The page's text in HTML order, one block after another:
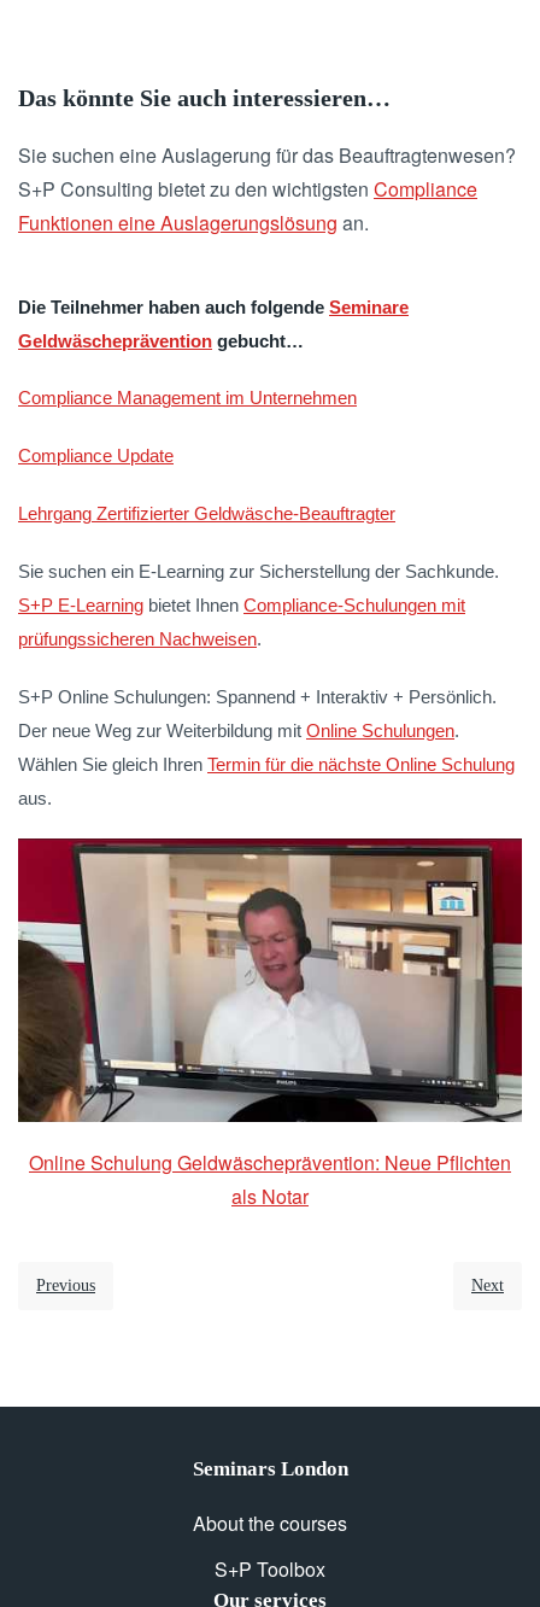
Das könnte Sie auch interessieren…
Sie suchen eine Auslagerung für das Beauftragtenwesen?
S+P Consulting bietet zu den wichtigsten Compliance
Funktionen eine Auslagerungslösung an.
Die Teilnehmer haben auch folgende Seminare
Geldwäscheprävention gebucht…
Compliance Management im Unternehmen
Compliance Update
Lehrgang Zertifizierter Geldwäsche-Beauftragter
Sie suchen ein E-Learning zur Sicherstellung der Sachkunde.
S+P E-Learning bietet Ihnen Compliance-Schulungen mit
prüfungssicheren Nachweisen.
S+P Online Schulungen: Spannend + Interaktiv + Persönlich.
Der neue Weg zur Weiterbildung mit Online Schulungen.
Wählen Sie gleich Ihren Termin für die nächste Online Schulung
aus.
Online Schulung Geldwäscheprävention: Neue Pflichten
als Notar
Previous Next
Seminars London
About the courses
S+P Toolbox
Our services